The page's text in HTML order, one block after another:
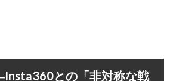
との「非対称な戦